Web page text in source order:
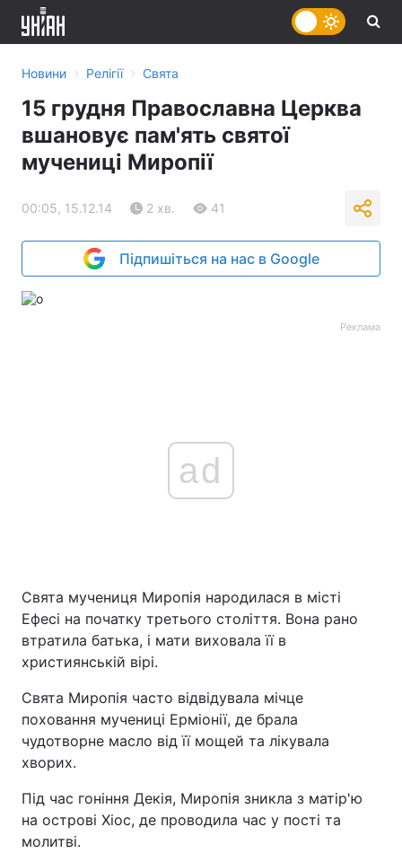
Новини › Релігії › Свята
15 грудня Православна Церква
вшановує пам'ять святої
мучениці Миропії
00:05, 15.12.14 2 хв. 41
Підпишіться на нас в Google
Реклама
ad
Свята мучениця Миропія народилася в місті
Ефесі на початку третього століття. Вона рано
втратила батька, і мати виховала її в
християнській вірі.
Свята Миропія часто відвідувала мічце
поховання мучениці Ерміонії, де брала
чудотворне масло від її мощей та лікувала
хворих.
Під час гоніння Декія, Миропія зникла з матір'ю
на острові Хіос, де проводила час у пості та
молитві.